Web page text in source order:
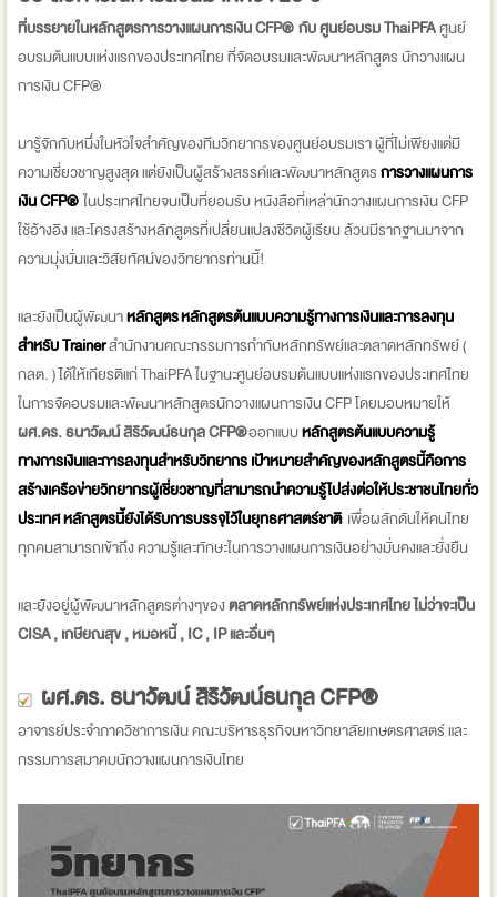
ที่บรรยายในหลักสูตรการวางแผนการเงิน CFP® กับ ศูนย์อบรม ThaiPFAศูนย์
อบรมต้นแบบแห่งแรกของประเทศไทย ที่จัดอบรมและพัฒนาหลักสูตร นักวางแผน
การเงิน CFP®
มารู้จักกับหนึ่งในหัวใจสำคัญของทีมวิทยากรของศูนย์อบรมเรา ผู้ที่ไม่เพียงแต่มี
ความเชี่ยวชาญสูงสุด แต่ยังเป็นผู้สร้างสรรค์และพัฒนาหลักสูตรการวางแผนการ
เงิน CFP®ในประเทศไทยจนเป็นที่ยอมรับ หนังสือที่เหล่านักวางแผนการเงิน CFP
ใช้อ้างอิง และโครงสร้างหลักสูตรที่เปลี่ยนแปลงชีวิตผู้เรียน ล้วนมีรากฐานมาจาก
ความมุ่งมั่นและวิสัยทัศน์ของวิทยากรท่านนี้!
และยังเป็นผู้พัฒนาหลักสูตร หลักสูตรต้นแบบความรู้ทางการเงินและการลงทุน
สำหรับ Trainerสำนักงานคณะกรรมการกำกับหลักทรัพย์และตลาดหลักทรัพย์ (
กลต. ) ได้ให้เกียรติแก่ ThaiPFA ในฐานะศูนย์อบรมต้นแบบแห่งแรกของประเทศไทย
ในการจัดอบรมและพัฒนาหลักสูตรนักวางแผนการเงิน CFP โดยมอบหมายให้
ผศ.ดร. ธนาวัฒน์ สิริวัฒน์ธนกุล CFP®ออกแบบหลักสูตรต้นแบบความรู้
ทางการเงินและการลงทุนสำหรับวิทยากร เป้าหมายสำคัญของหลักสูตรนี้คือการ
สร้างเครือข่ายวิทยากรผู้เชี่ยวชาญที่สามารถนำความรู้ไปส่งต่อให้ประชาชนไทยทั่ว
ประเทศ หลักสูตรนี้ยังได้รับการบรรจุไว้ในยุทธศาสตร์ชาติ เพื่อผลักดันให้คนไทย
ทุกคนสามารถเข้าถึง ความรู้และทักษะในการวางแผนการเงินอย่างมั่นคงและยั่งยืน
และยังอยู่ผู้พัฒนาหลักสูตรต่างๆของตลาดหลักทรัพย์แห่งประเทศไทย ไม่ว่าจะเป็น
CISA , เกษียณสุข , หมอหนี้ , IC , IP และอื่นๆ
ผศ.ดร. ธนาวัฒน์ สิริวัฒน์ธนกุล CFP®
อาจารย์ประจำภาควิชาการเงิน คณะบริหารธุรกิจมหาวิทยาลัยเกษตรศาสตร์ และ
กรรมการสมาคมนักวางแผนการเงินไทย